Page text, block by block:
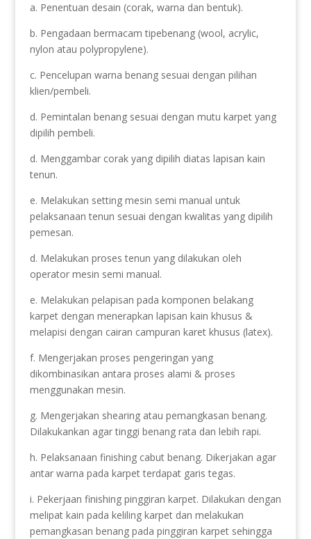
a. Penentuan desain (corak, warna dan bentuk).
b. Pengadaan bermacam tipebenang (wool, acrylic,
nylon atau polypropylene).
c. Pencelupan warna benang sesuai dengan pilihan
klien/pembeli.
d. Pemintalan benang sesuai dengan mutu karpet yang
dipilih pembeli.
d. Menggambar corak yang dipilih diatas lapisan kain
tenun.
e. Melakukan setting mesin semi manual untuk
pelaksanaan tenun sesuai dengan kwalitas yang dipilih
pemesan.
d. Melakukan proses tenun yang dilakukan oleh
operator mesin semi manual.
e. Melakukan pelapisan pada komponen belakang
karpet dengan menerapkan lapisan kain khusus &
melapisi dengan cairan campuran karet khusus (latex).
f. Mengerjakan proses pengeringan yang
dikombinasikan antara proses alami & proses
menggunakan mesin.
g. Mengerjakan shearing atau pemangkasan benang.
Dilakukankan agar tinggi benang rata dan lebih rapi.
h. Pelaksanaan finishing cabut benang. Dikerjakan agar
antar warna pada karpet terdapat garis tegas.
i. Pekerjaan finishing pinggiran karpet. Dilakukan dengan
melipat kain pada keliling karpet dan melakukan
pemangkasan benang pada pinggiran karpet sehingga